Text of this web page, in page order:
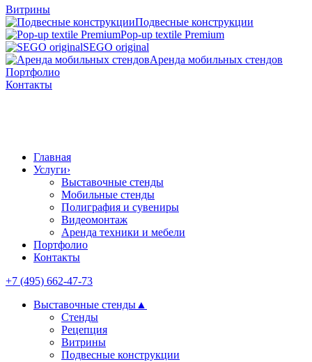
Витрины
Подвесные конструкции
Pop-up textile Premium
SEGO original
Аренда мобильных стендов
Портфолио
Контакты
Главная
Услуги›
Выставочные стенды
Мобильные стенды
Полиграфия и сувениры
Видеомонтаж
Аренда техники и мебели
Портфолио
Контакты
+7 (495) 662-47-73
Выставочные стенды ▲
Стенды
Рецепция
Витрины
Подвесные конструкции